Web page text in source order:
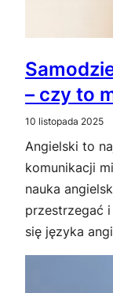
– czy to
10 listopada 2025
Angielski to
komunikacji
nauka
przestrzegać
się języka